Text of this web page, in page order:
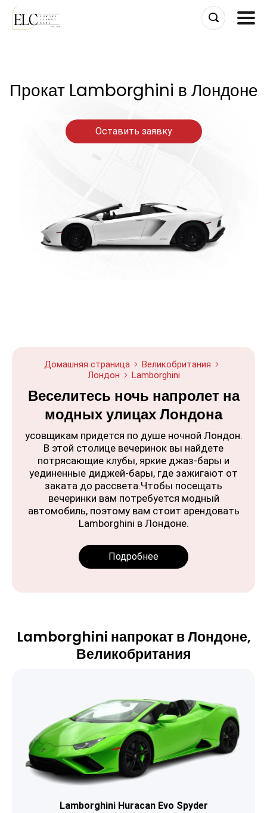
Прокат Lamborghini в Лондоне
Оставить заявку
Домашняя страница
Великобритания
Лондон
Lamborghini
Веселитесь ночь напролет на
модных улицах Лондона
усовщикам придется по душе ночной Лондон.
В этой столице вечеринок вы найдете
потрясающие клубы, яркие джаз-бары и
уединенные диджей-бары, где зажигают от
заката до рассвета.Чтобы посещать
вечеринки вам потребуется модный
автомобиль, поэтому вам стоит арендовать
Lamborghini в Лондоне.
Подробнее
Lamborghini напрокат в Лондоне,
Великобритания
Lamborghini Huracan Evo Spyder